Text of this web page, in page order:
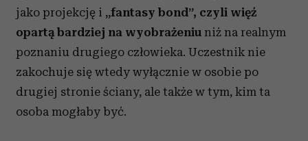
jako projekcję i „fantasy bond”, czyli więź
opartą bardziej na wyobrażeniu niż na realnym
poznaniu drugiego człowieka. Uczestnik nie
zakochuje się wtedy wyłącznie w osobie po
drugiej stronie ściany, ale także w tym, kim ta
osoba mogłaby być.